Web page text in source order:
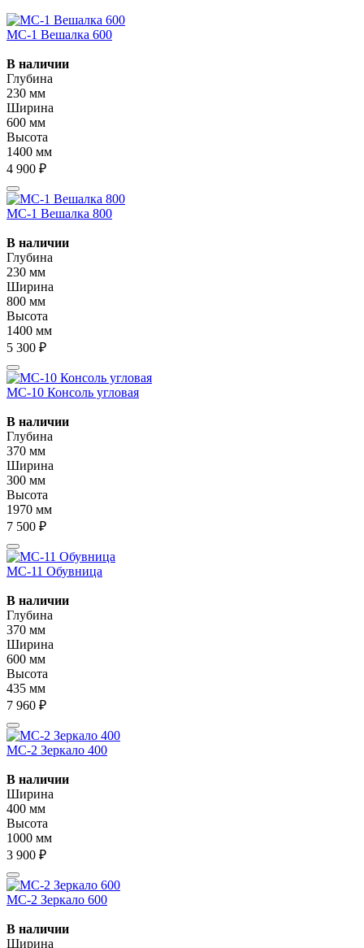
МС-1 Вешалка 600
В наличии
Глубина
230 мм
Ширина
600 мм
Высота
1400 мм
4 900 ₽
МС-1 Вешалка 800
В наличии
Глубина
230 мм
Ширина
800 мм
Высота
1400 мм
5 300 ₽
МС-10 Консоль угловая
В наличии
Глубина
370 мм
Ширина
300 мм
Высота
1970 мм
7 500 ₽
МС-11 Обувница
В наличии
Глубина
370 мм
Ширина
600 мм
Высота
435 мм
7 960 ₽
МС-2 Зеркало 400
В наличии
Ширина
400 мм
Высота
1000 мм
3 900 ₽
МС-2 Зеркало 600
В наличии
Ширина